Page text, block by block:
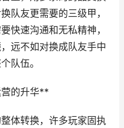
队友更需要的三级甲，
快速沟通和无私精神，
远不如对换成队友手中
队伍。
的升华**
体转换，许多玩家固执